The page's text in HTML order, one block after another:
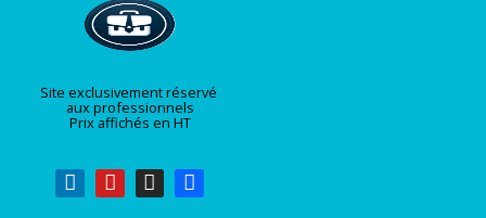
Site exclusivement réservé
aux professionnels
Prix affichés en HT